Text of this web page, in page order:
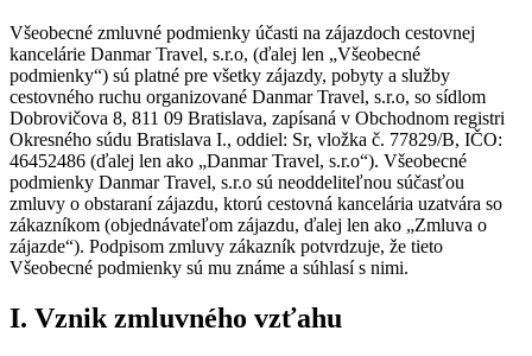
Všeobecné zmluvné podmienky účasti na zájazdoch cestovnej
kancelárie Danmar Travel, s.r.o, (ďalej len „Všeobecné
podmienky“) sú platné pre všetky zájazdy, pobyty a služby
cestovného ruchu organizované Danmar Travel, s.r.o, so sídlom
Dobrovičova 8, 811 09 Bratislava, zapísaná v Obchodnom registri
Okresného súdu Bratislava I., oddiel: Sr, vložka č. 77829/B, IČO:
46452486 (ďalej len ako „Danmar Travel, s.r.o“). Všeobecné
podmienky Danmar Travel, s.r.o sú neoddeliteľnou súčasťou
zmluvy o obstaraní zájazdu, ktorú cestovná kancelária uzatvára so
zákazníkom (objednávateľom zájazdu, ďalej len ako „Zmluva o
zájazde“). Podpisom zmluvy zákazník potvrdzuje, že tieto
Všeobecné podmienky sú mu známe a súhlasí s nimi.
I. Vznik zmluvného vzťahu